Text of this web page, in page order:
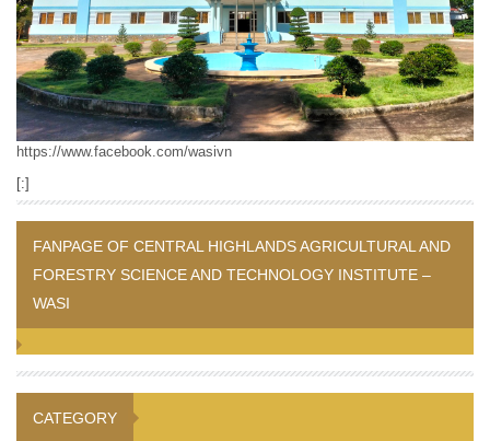
https://www.facebook.com/wasivn
[:]
FANPAGE OF CENTRAL HIGHLANDS AGRICULTURAL AND
FORESTRY SCIENCE AND TECHNOLOGY INSTITUTE –
WASI
CATEGORY